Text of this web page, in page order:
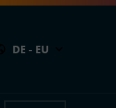
DE - EU